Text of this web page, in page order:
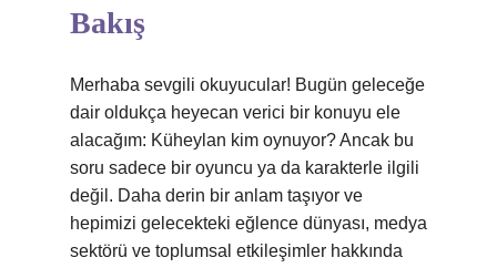
Bakış
Merhaba sevgili okuyucular! Bugün geleceğe
dair oldukça heyecan verici bir konuyu ele
alacağım: Küheylan kim oynuyor? Ancak bu
soru sadece bir oyuncu ya da karakterle ilgili
değil. Daha derin bir anlam taşıyor ve
hepimizi gelecekteki eğlence dünyası, medya
sektörü ve toplumsal etkileşimler hakkında